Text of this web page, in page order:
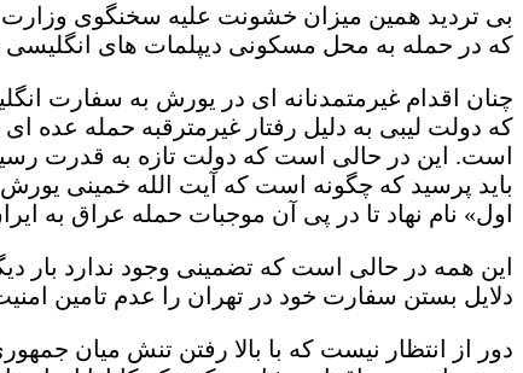
بی تردید همین میزان خشونت علیه سخنگوی
که در حمله به محل مسکونی دیپلمات های انگلیسی
چنان اقدام غیرمتمدنانه ای در یورش به سفارت
که دولت لیبی به دلیل رفتار غیرمترقبه حمله عده
است. این در حالی است که دولت تازه به قدرت
باید پرسید که چگونه است که آیت الله خمینی یورش
اول» نام نهاد تا در پی آن موجبات حمله عراق به
این همه در حالی است که تضمینی وجود ندارد بار
دلایل بستن سفارت خود در تهران را عدم تامین
دور از انتظار نیست که با بالا رفتن تنش میان